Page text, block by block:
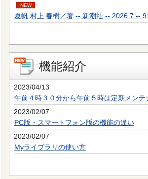
NEW
夏帆 村上 春樹／著 -- 新潮社 -- 2026.7 --
機能紹介
2023/04/13
午前４時３０分から午前５時は定期メンテ
2023/02/07
PC版・スマートフォン版の機能の違い
2023/02/07
Myライブラリの使い方